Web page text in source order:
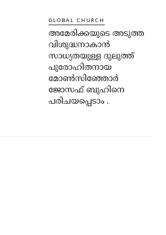
GLOBAL CHURCH
അമേരിക്കയുടെ അടുത്ത
വിശുദ്ധനാകാൻ
സാധ്യതയുള്ള ദുലുത്ത്
പുരോഹിതനായ
മോൺസിഞ്ഞോർ
ജോസഫ് ബുഹിനെ
പരിചയപ്പെടാം .